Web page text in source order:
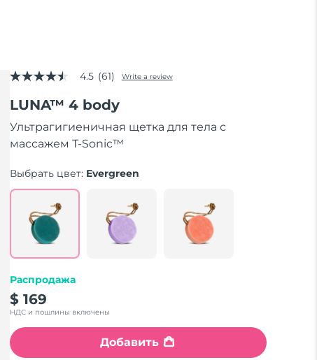
4.5
of
stars,
average
rating
Read
Reviews.
page
link.
4.5 (61) Write a review
LUNA™ 4 body
Ультрагигиеничная щетка для тела с
массажем T-Sonic™
Выбрать цвет: Evergreen
Распродажа
$ 169
НДС и пошлины включены
Добавить